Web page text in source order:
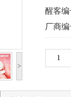
>
醒客
厂商